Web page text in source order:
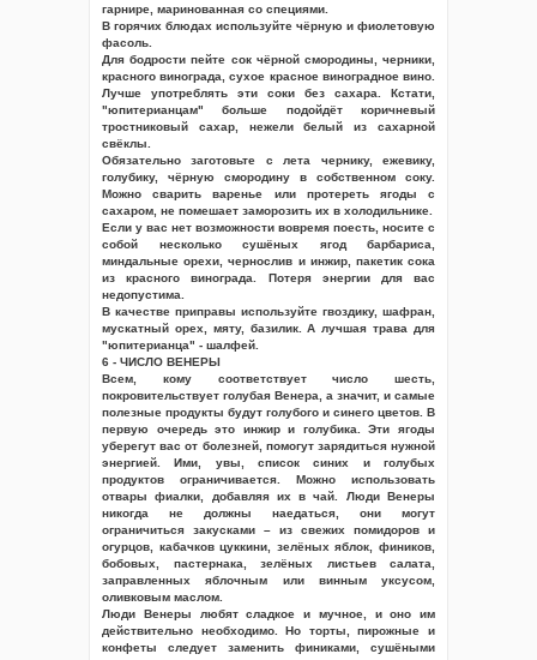
гарнире, маринованная со специями.
В горячих блюдах используйте чёрную и фиолетовую
фасоль.
Для бодрости пейте сок чёрной смородины, черники,
красного винограда, сухое красное виноградное вино.
Лучше употреблять эти соки без сахара. Кстати,
"юпитерианцам" больше подойдёт коричневый
тростниковый сахар, нежели белый из сахарной
свёклы.
Обязательно заготовьте с лета чернику, ежевику,
голубику, чёрную смородину в собственном соку.
Можно сварить варенье или протереть ягоды с
сахаром, не помешает заморозить их в холодильнике.
Если у вас нет возможности вовремя поесть, носите с
собой несколько сушёных ягод барбариса,
миндальные орехи, чернослив и инжир, пакетик сока
из красного винограда. Потеря энергии для вас
недопустима.
В качестве приправы используйте гвоздику, шафран,
мускатный орех, мяту, базилик. А лучшая трава для
"юпитерианца" - шалфей.
6 - ЧИСЛО ВЕНЕРЫ
Всем, кому соответствует число шесть,
покровительствует голубая Венера, а значит, и самые
полезные продукты будут голубого и синего цветов. В
первую очередь это инжир и голубика. Эти ягоды
уберегут вас от болезней, помогут зарядиться нужной
энергией. Ими, увы, список синих и голубых
продуктов ограничивается. Можно использовать
отвары фиалки, добавляя их в чай. Люди Венеры
никогда не должны наедаться, они могут
ограничиться закусками – из свежих помидоров и
огурцов, кабачков цуккини, зелёных яблок, фиников,
бобовых, пастернака, зелёных листьев салата,
заправленных яблочным или винным уксусом,
оливковым маслом.
Люди Венеры любят сладкое и мучное, и оно им
действительно необходимо. Но торты, пирожные и
конфеты следует заменить финиками, сушёными